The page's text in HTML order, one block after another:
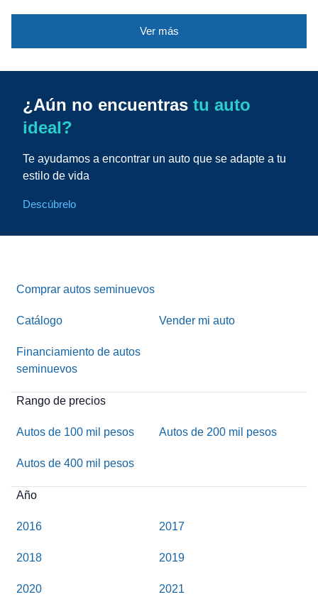
Ver más
¿Aún no encuentras tu auto
ideal?
Te ayudamos a encontrar un auto que se adapte a tu
estilo de vida
Descúbrelo
Comprar autos seminuevos
Catálogo Vender mi auto
Financiamiento de autos
seminuevos
Rango de precios
Autos de 100 mil pesos Autos de 200 mil pesos
Autos de 400 mil pesos
Año
2016 2017
2018 2019
2020 2021